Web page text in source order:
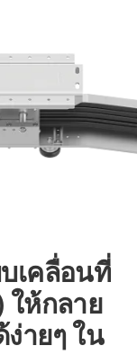
เคลื่อนที่
ให้กลาย
ายๆ ใน